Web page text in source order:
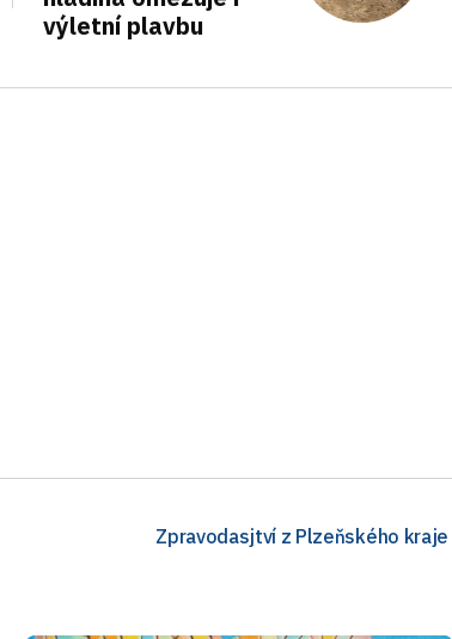
výletní plavbu
Zpravodasjtví z Plzeňského kraje